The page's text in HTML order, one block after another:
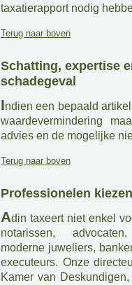
taxatierapport nodig
Terug naar boven
Schatting, expertise
schadegeval
Indien een bepaald
waardevermindering
advies en de mogelijke
Terug naar boven
Professionelen
Adin taxeert niet enkel
notarissen,
moderne juweliers,
executeurs. Onze
Kamer van